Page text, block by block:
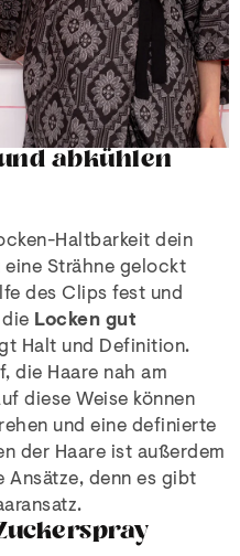
abkühlen
Haltbarkeit dein
eine Strähne gelockt
des Clips fest und
Locken gut
Halt und Definition.
die Haare nah am
diese Weise können
und eine definierte
der Haare ist außerdem
Ansätze, denn es gibt